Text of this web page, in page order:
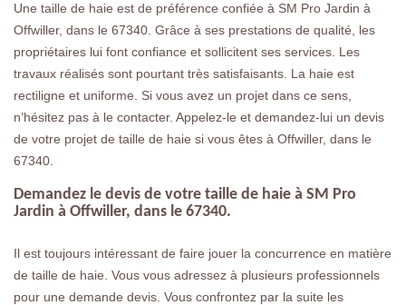
Une taille de haie est de préférence confiée à SM Pro Jardin à
Offwiller, dans le 67340. Grâce à ses prestations de qualité, les
propriétaires lui font confiance et sollicitent ses services. Les
travaux réalisés sont pourtant très satisfaisants. La haie est
rectiligne et uniforme. Si vous avez un projet dans ce sens,
n’hésitez pas à le contacter. Appelez-le et demandez-lui un devis
de votre projet de taille de haie si vous êtes à Offwiller, dans le
67340.
Demandez le devis de votre taille de haie à SM Pro
Jardin à Offwiller, dans le 67340.
Il est toujours intéressant de faire jouer la concurrence en matière
de taille de haie. Vous vous adressez à plusieurs professionnels
pour une demande devis. Vous confrontez par la suite les